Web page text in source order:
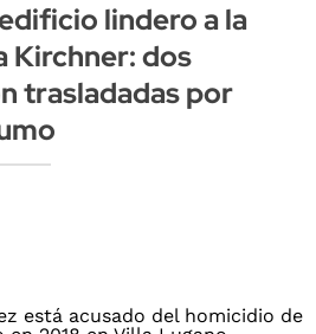
lindero a la
Kirchner: dos
trasladadas por